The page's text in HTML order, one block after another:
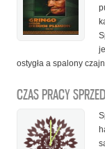
ostygła a spalony
CZAS PRACY